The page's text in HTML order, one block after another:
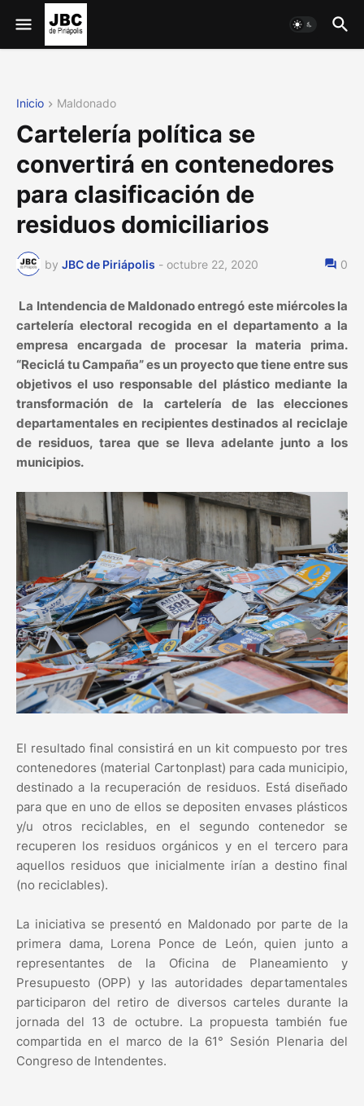
Inicio Maldonado
Cartelería política se
convertirá en contenedores
para clasificación de
residuos domiciliarios
by JBC de Piriápolis - octubre 22, 2020 0
La Intendencia de Maldonado entregó este miércoles la
cartelería electoral recogida en el departamento a la
empresa encargada de procesar la materia prima.
“Reciclá tu Campaña” es un proyecto que tiene entre sus
objetivos el uso responsable del plástico mediante la
transformación de la cartelería de las elecciones
departamentales en recipientes destinados al reciclaje
de residuos, tarea que se lleva adelante junto a los
municipios.
El resultado final consistirá en un kit compuesto por tres
contenedores (material Cartonplast) para cada municipio,
destinado a la recuperación de residuos. Está diseñado
para que en uno de ellos se depositen envases plásticos
y/u otros reciclables, en el segundo contenedor se
recuperen los residuos orgánicos y en el tercero para
aquellos residuos que inicialmente irían a destino final
(no reciclables).
La iniciativa se presentó en Maldonado por parte de la
primera dama, Lorena Ponce de León, quien junto a
representantes de la Oficina de Planeamiento y
Presupuesto (OPP) y las autoridades departamentales
participaron del retiro de diversos carteles durante la
jornada del 13 de octubre. La propuesta también fue
compartida en el marco de la 61° Sesión Plenaria del
Congreso de Intendentes.